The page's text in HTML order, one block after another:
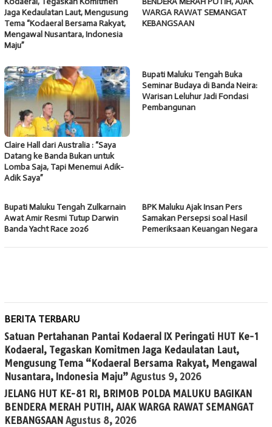
Jaga Kedaulatan Laut, Mengusung
Tema “Kodaeral Bersama Rakyat,
Mengawal Nusantara, Indonesia
Maju”
WARGA RAWAT SEMANGAT
KEBANGSAAN
Claire Hall dari Australia : “Saya
Datang ke Banda Bukan untuk
Lomba Saja, Tapi Menemui Adik-
Adik Saya”
Bupati Maluku Tengah Buka
Seminar Budaya di Banda Neira:
Warisan Leluhur Jadi Fondasi
Pembangunan
Bupati Maluku Tengah Zulkarnain
Awat Amir Resmi Tutup Darwin
Banda Yacht Race 2026
BPK Maluku Ajak Insan Pers
Samakan Persepsi soal Hasil
Pemeriksaan Keuangan Negara
BERITA TERBARU
Satuan Pertahanan Pantai Kodaeral IX Peringati HUT Ke-1
Kodaeral, Tegaskan Komitmen Jaga Kedaulatan Laut,
Mengusung Tema “Kodaeral Bersama Rakyat, Mengawal
Nusantara, Indonesia Maju” Agustus 9, 2026
JELANG HUT KE-81 RI, BRIMOB POLDA MALUKU BAGIKAN
BENDERA MERAH PUTIH, AJAK WARGA RAWAT SEMANGAT
KEBANGSAAN Agustus 8, 2026